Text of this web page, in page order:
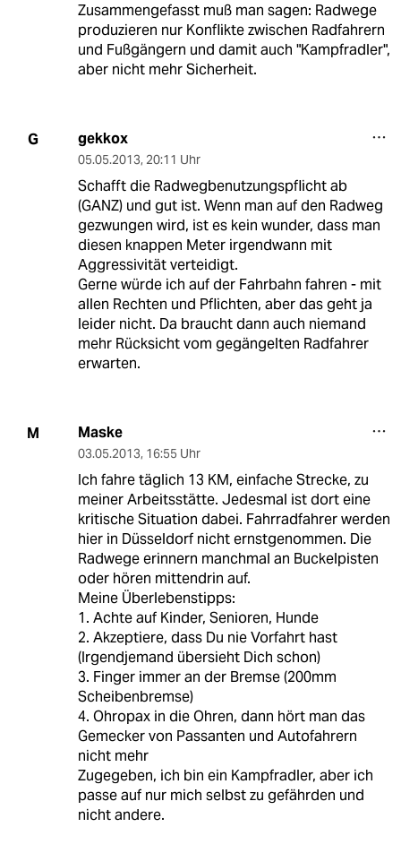
Zusammengefasst muß man sagen: Radwege
produzieren nur Konflikte zwischen Radfahrern
und Fußgängern und damit auch "Kampfradler",
aber nicht mehr Sicherheit.
G gekkox
05.05.2013, 20:11 Uhr
Schafft die Radwegbenutzungspflicht ab
(GANZ) und gut ist. Wenn man auf den Radweg
gezwungen wird, ist es kein wunder, dass man
diesen knappen Meter irgendwann mit
Aggressivität verteidigt.
Gerne würde ich auf der Fahrbahn fahren - mit
allen Rechten und Pflichten, aber das geht ja
leider nicht. Da braucht dann auch niemand
mehr Rücksicht vom gegängelten Radfahrer
erwarten.
M Maske
03.05.2013, 16:55 Uhr
Ich fahre täglich 13 KM, einfache Strecke, zu
meiner Arbeitsstätte. Jedesmal ist dort eine
kritische Situation dabei. Fahrradfahrer werden
hier in Düsseldorf nicht ernstgenommen. Die
Radwege erinnern manchmal an Buckelpisten
oder hören mittendrin auf.
Meine Überlebenstipps:
1. Achte auf Kinder, Senioren, Hunde
2. Akzeptiere, dass Du nie Vorfahrt hast
(Irgendjemand übersieht Dich schon)
3. Finger immer an der Bremse (200mm
Scheibenbremse)
4. Ohropax in die Ohren, dann hört man das
Gemecker von Passanten und Autofahrern
nicht mehr
Zugegeben, ich bin ein Kampfradler, aber ich
passe auf nur mich selbst zu gefährden und
nicht andere.